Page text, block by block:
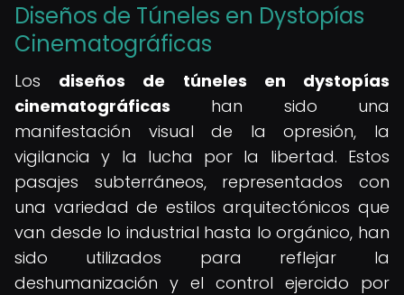
Diseños de Túneles en Dystopías
Cinematográficas
Los diseños de túneles en dystopías
cinematográficas han sido una
manifestación visual de la opresión, la
vigilancia y la lucha por la libertad. Estos
pasajes subterráneos, representados con
una variedad de estilos arquitectónicos que
van desde lo industrial hasta lo orgánico, han
sido utilizados para reflejar la
deshumanización y el control ejercido por